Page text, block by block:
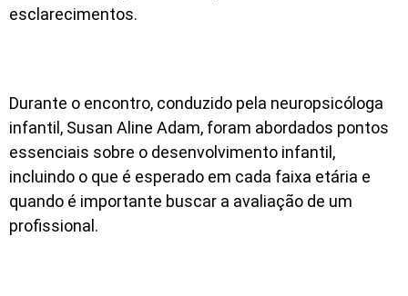
esclarecimentos.
Durante o encontro, conduzido pela neuropsicóloga
infantil, Susan Aline Adam, foram abordados pontos
essenciais sobre o desenvolvimento infantil,
incluindo o que é esperado em cada faixa etária e
quando é importante buscar a avaliação de um
profissional.